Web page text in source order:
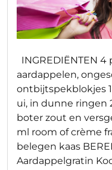
INGREDIËNTEN
aardappelen,
ontbijtspekblokjes
ui, in dunne ringen
boter zout en
ml room of crème
belegen kaas
Aardappelgratin